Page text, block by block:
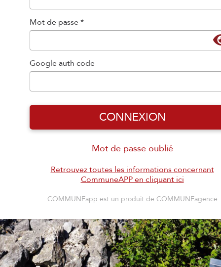
Mot de passe *
Google auth code
CONNEXION
Mot de passe oublié
Retrouvez toutes les informations concernant
CommuneAPP en cliquant ici
COMMUNEapp est un produit de COMMUNEagence